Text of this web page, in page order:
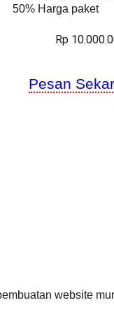
50% Harga paket
Rp
Pesan
website